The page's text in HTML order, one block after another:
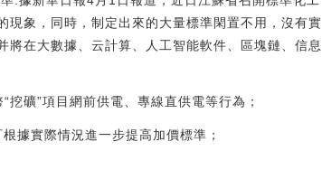
象，同時，制定出來的大量標準閑置不用，沒有實
在大數據、云計算、人工智能軟件、區塊鏈、信息
礦”項目網前供電、專線直供電等行為；
據實際情況進一步提高加價標準；